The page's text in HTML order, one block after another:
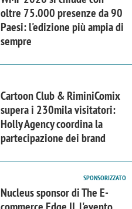
oltre 75.000 presenze da 90
Paesi: l'edizione più ampia di
sempre
Cartoon Club & RiminiComix
supera i 230mila visitatori:
Holly Agency coordina la
partecipazione dei brand
SPONSORIZZATO
Nucleus sponsor di The E-